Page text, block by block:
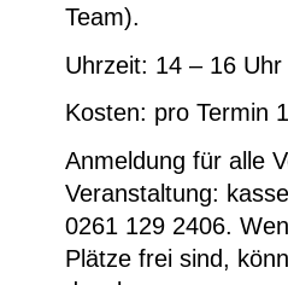
Team).
Uhrzeit: 14 – 16 Uhr
Kosten: pro Termin
Anmeldung für alle
Veranstaltung:
0261 129 2406.
Plätze frei sind,